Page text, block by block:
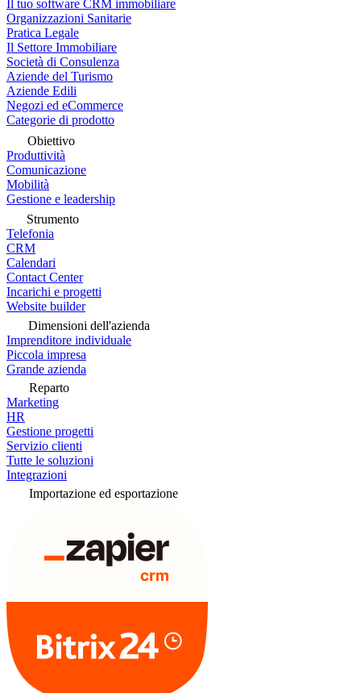
Il tuo software CRM immobiliare
Organizzazioni Sanitarie
Pratica Legale
Il Settore Immobiliare
Società di Consulenza
Aziende del Turismo
Aziende Edili
Negozi ed eCommerce
Categorie di prodotto
Obiettivo
Produttività
Comunicazione
Mobilità
Gestione e leadership
Strumento
Telefonia
CRM
Calendari
Contact Center
Incarichi e progetti
Website builder
Dimensioni dell'azienda
Imprenditore individuale
Piccola impresa
Grande azienda
Reparto
Marketing
HR
Gestione progetti
Servizio clienti
Tutte le soluzioni
Integrazioni
Importazione ed esportazione